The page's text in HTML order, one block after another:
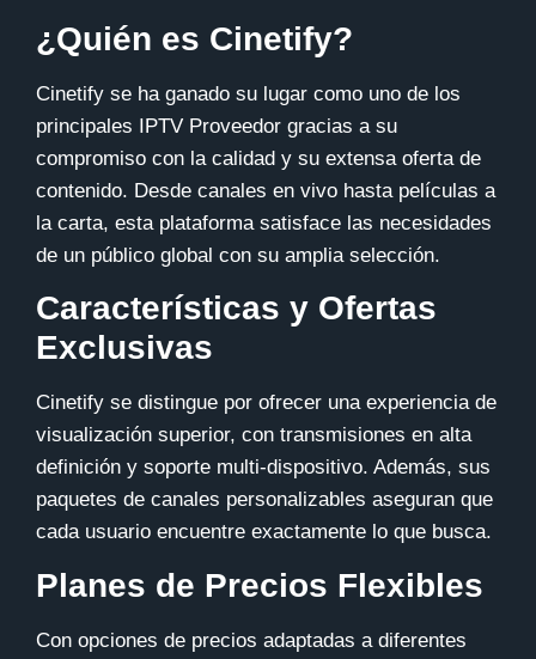
¿Quién es Cinetify?
Cinetify se ha ganado su lugar como uno de los
principales IPTV Proveedor gracias a su
compromiso con la calidad y su extensa oferta de
contenido. Desde canales en vivo hasta películas a
la carta, esta plataforma satisface las necesidades
de un público global con su amplia selección.
Características y Ofertas
Exclusivas
Cinetify se distingue por ofrecer una experiencia de
visualización superior, con transmisiones en alta
definición y soporte multi-dispositivo. Además, sus
paquetes de canales personalizables aseguran que
cada usuario encuentre exactamente lo que busca.
Planes de Precios Flexibles
Con opciones de precios adaptadas a diferentes